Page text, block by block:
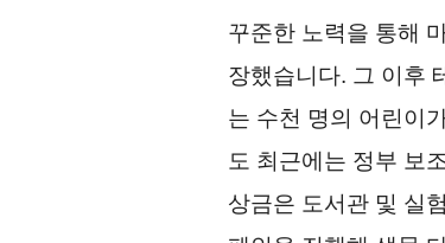
꾸준한 노력을 통해
장했습니다. 그 이후
는 수천 명의 어린이
도 최근에는 정부 보
상금은 도서관 및 실